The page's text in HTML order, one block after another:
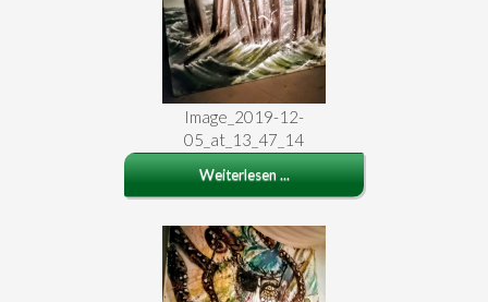
Image_2019-12-
05_at_13_47_14
Weiterlesen ...